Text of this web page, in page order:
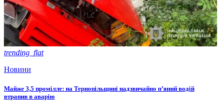
trending_flat
Новини
Майже 3,5 промілле: на Тернопільщині надзвичайно п’яний водій
втрапив в аварію